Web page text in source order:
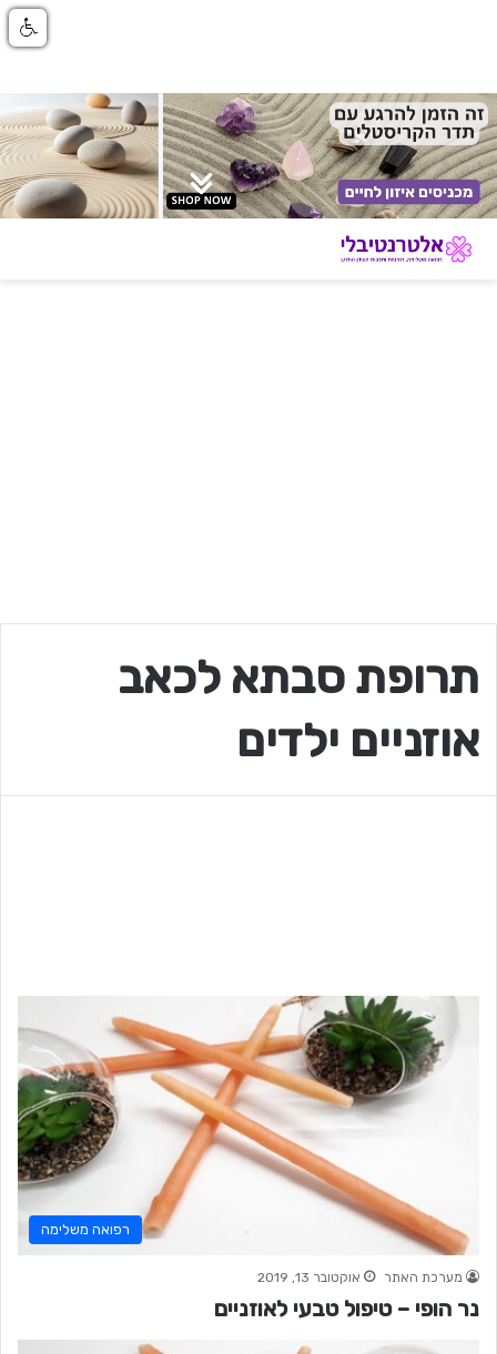
תרופת סבתא לכאב
אוזניים ילדים
רפואה משלימה
מערכת האתר אוקטובר 13, 2019
נר הופי – טיפול טבעי לאוזניים